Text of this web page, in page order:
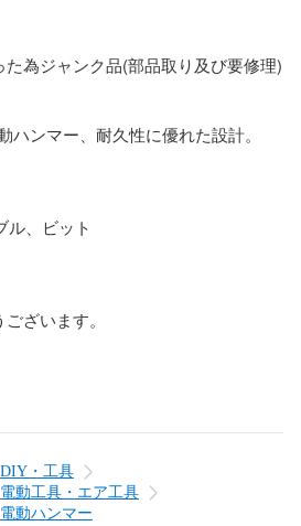
為ジャンク品(部品取り及び要修理)
ハンマー、耐久性に優れた設計。
ル、ビット
ざいます。
DIY・工具
電動工具・エア工具
電動ハンマー